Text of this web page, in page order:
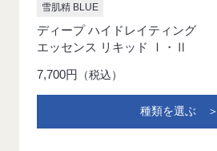
雪肌精 BLUE
ディープ ハイドレイティング
エッセンス リキッド Ⅰ・Ⅱ
7,700円 （税込）
種類を選ぶ ＞